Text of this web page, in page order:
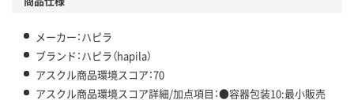
メーカー：ハピラ
ブランド：ハピラ（hapila）
アスクル商品環境スコア：70
アスクル商品環境スコア詳細/加点項目：●容器包装10:最小販売